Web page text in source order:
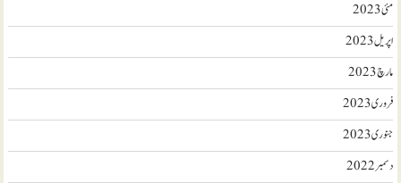
مئی 2023
اپریل 2023
مارچ 2023
فروری 2023
جنوری 2023
دسمبر 2022